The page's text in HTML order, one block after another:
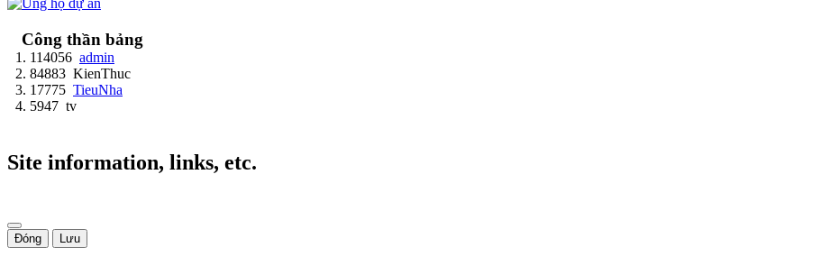
Công thần bảng
114056 admin
84883 KienThuc
17775 TieuNha
5947 tv
Site information, links, etc.
Đóng Lưu